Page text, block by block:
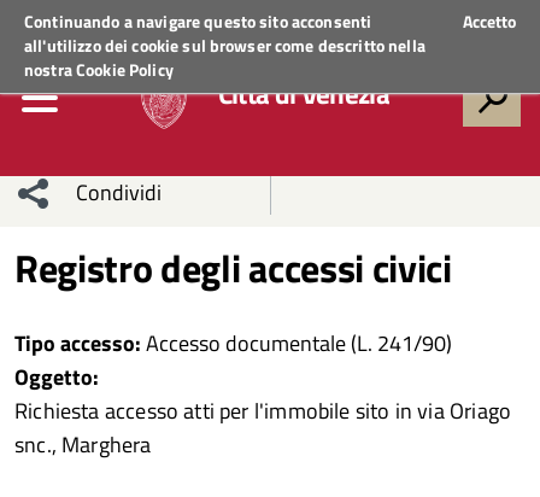
Continuando a navigare questo sito acconsenti
all'utilizzo dei cookie sul browser come descritto nella
nostraCookie Policy
Accetto
Regione VenetoACCEDI AI SERVIZI
Città di Venezia
Condividi
network
Condividi
Condividi
Facebook
su
Twitter
Condividi
su
Condividi
Registro degli accessi civici
Tipo accesso:Accesso documentale (L. 241/90)
Oggetto:
Richiesta accesso atti per l'immobile sito in via Oriago
snc., Marghera